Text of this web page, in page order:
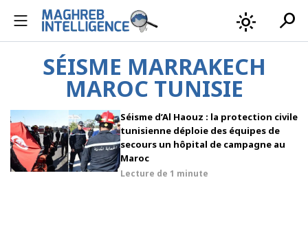
light_mode search
SÉISME MARRAKECH
MAROC TUNISIE
Séisme d’Al Haouz : la protection civile
tunisienne déploie des équipes de
secours un hôpital de campagne au
Maroc
Lecture de 1 minute